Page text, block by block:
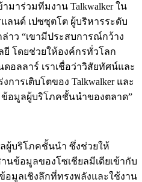
มาร่วมทีมงาน Talkwalker ใน
นด์ เปซซุตโต ผู้บริหารระดับ
ล่าว “เขามีประสบการณ์กว้าง
โดยช่วยให้องค์กรทั่วโลก
อลลาร์ เราเชื่อว่าวิสัยทัศน์และ
การเติบโตของ Talkwalker และ
อมูลผู้บริโภคชั้นนำของตลาด”
ผู้บริโภคชั้นนำ ซึ่งช่วยให้
ข้อมูลของโซเชียลมีเดียเข้ากับ
อมูลเชิงลึกที่ทรงพลังและใช้งาน